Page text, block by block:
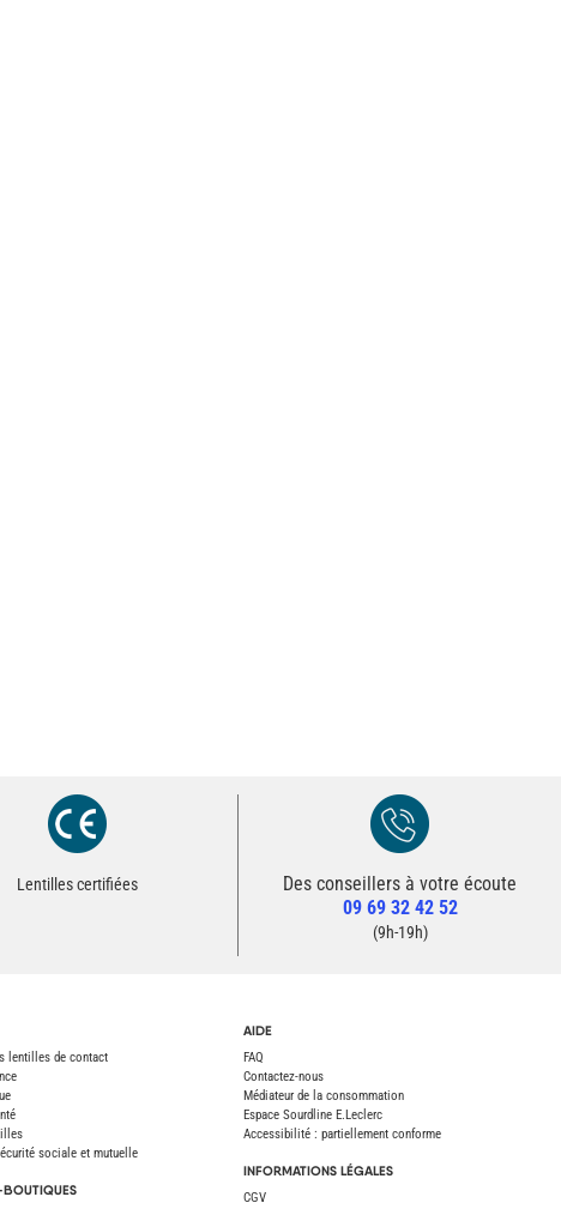
Lentilles certifiées Redirection vers la page Contact du site
Des conseillers à votre écoute
09 69 32 42 52
Contacter un conseiller
(9h-19h)
lentilles de contact
sociale et mutuelle
AIDE
FAQ
Contactez-nous
Médiateur de la consommation
Espace Sourdline E.Leclerc
Accessibilité : partiellement conforme
INFORMATIONS LÉGALES
CGV